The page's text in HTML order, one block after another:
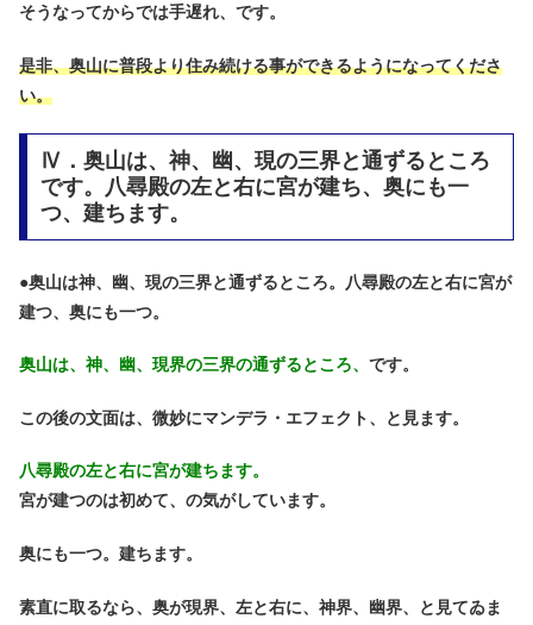
そうなってからでは手遅れ、です。
是非、奥山に普段より住み続ける事ができるようになってくださ
い。
Ⅳ．奥山は、神、幽、現の三界と通ずるところ
です。八尋殿の左と右に宮が建ち、奥にも一
つ、建ちます。
●奥山は神、幽、現の三界と通ずるところ。八尋殿の左と右に宮が
建つ、奥にも一つ。
奥山は、神、幽、現界の三界の通ずるところ、 です。
この後の文面は、微妙にマンデラ・エフェクト、と見ます。
八尋殿の左と右に宮が建ちます。
宮が建つのは初めて、の気がしています。
奥にも一つ。建ちます。
素直に取るなら、奥が現界、左と右に、神界、幽界、と見てゐま